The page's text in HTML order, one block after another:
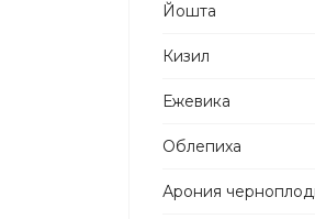
Йошта
Кизил
Ежевика
Облепиха
Арония